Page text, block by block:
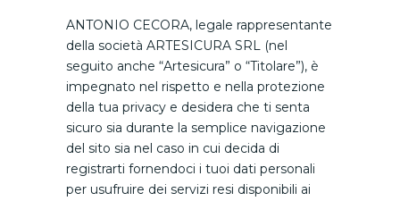
ANTONIO CECORA, legale rappresentante
della società ARTESICURA SRL (nel
seguito anche “Artesicura” o “Titolare”), è
impegnato nel rispetto e nella protezione
della tua privacy e desidera che ti senta
sicuro sia durante la semplice navigazione
del sito sia nel caso in cui decida di
registrarti fornendoci i tuoi dati personali
per usufruire dei servizi resi disponibili ai